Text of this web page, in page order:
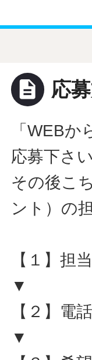
description 応
「WEB
応募下さ
その後こ
ント）の
【１】担
▼
【２】電
▼